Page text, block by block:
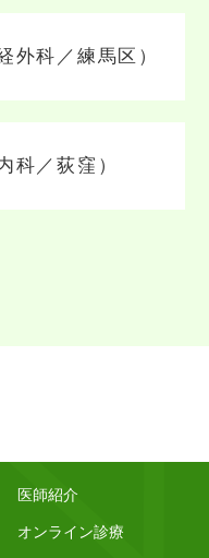
外科／練馬区）
科／荻窪）
医師紹介
オンライン診療